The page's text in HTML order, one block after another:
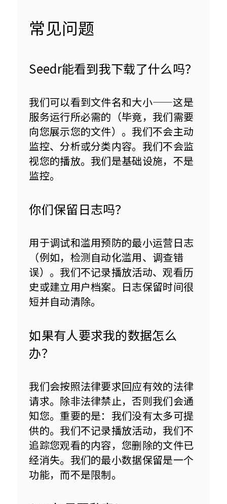
常见问题
Seedr能看到我下载了什么吗？
我们可以看到文件名和大小——这是
服务运行所必需的（毕竟，我们需要
向您展示您的文件）。我们不会主动
监控、分析或分类内容。我们不会监
视您的播放。我们是基础设施，不是
监控。
你们保留日志吗？
用于调试和滥用预防的最小运营日志
（例如，检测自动化滥用、调查错
误）。我们不记录播放活动、观看历
史或建立用户档案。日志保留时间很
短并自动清除。
如果有人要求我的数据怎么
办？
我们会按照法律要求回应有效的法律
请求。除非法律禁止，否则我们会通
知您。重要的是：我们没有太多可提
供的。我们不记录播放活动，我们不
追踪您观看的内容，您删除的文件已
经消失。我们的最小数据保留是一个
功能，而不是限制。